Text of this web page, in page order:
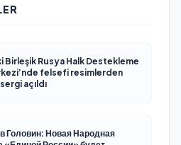
Birleşik Rusya Halk Destekleme
felsefi resimlerden
açıldı
Головин: Новая Народная